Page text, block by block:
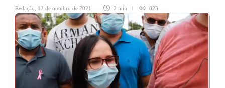
Redação 12 de outubro de 2021 2 min 823